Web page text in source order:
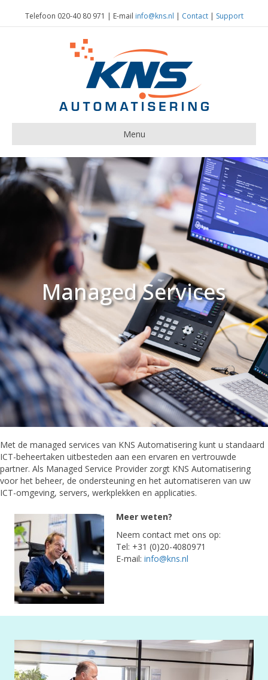
Telefoon 020-40 80 971 | E-mail info@kns.nl | Contact| Support
Menu
Managed Services
Met de managed services van KNS Automatisering kunt u standaard
ICT-beheertaken uitbesteden aan een ervaren en vertrouwde
partner. Als Managed Service Provider zorgt KNS Automatisering
voor het beheer, de ondersteuning en het automatiseren van uw
ICT-omgeving, servers, werkplekken en applicaties.
Meer weten?
Neem contact met ons op:
Tel: +31 (0)20-4080971
E-mail: info@kns.nl